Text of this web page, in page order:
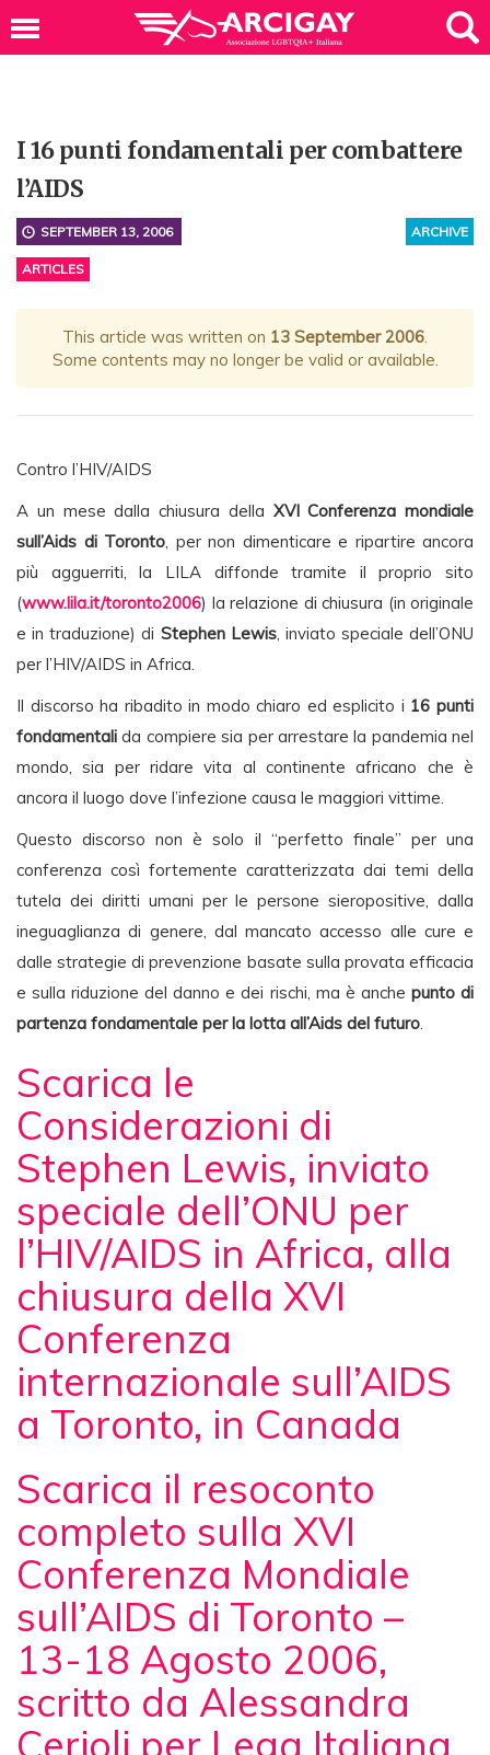
I 16 punti fondamentali per combattere
l’AIDS
ARCHIVE
SEPTEMBER 13, 2006
ARTICLES
This article was written on 13 September 2006.
Some contents may no longer be valid or available.
Contro l’HIV/AIDS
A un mese dalla chiusura della XVI Conferenza mondiale
sull’Aids di Toronto, per non dimenticare e ripartire ancora
più agguerriti, la LILA diffonde tramite il proprio sito
(www.lila.it/toronto2006) la relazione di chiusura (in originale
e in traduzione) di Stephen Lewis, inviato speciale dell’ONU
per l’HIV/AIDS in Africa.
Il discorso ha ribadito in modo chiaro ed esplicito i 16 punti
fondamentali da compiere sia per arrestare la pandemia nel
mondo, sia per ridare vita al continente africano che è
ancora il luogo dove l’infezione causa le maggiori vittime.
Questo discorso non è solo il “perfetto finale” per una
conferenza così fortemente caratterizzata dai temi della
tutela dei diritti umani per le persone sieropositive, dalla
ineguaglianza di genere, dal mancato accesso alle cure e
dalle strategie di prevenzione basate sulla provata efficacia
e sulla riduzione del danno e dei rischi, ma è anche punto di
partenza fondamentale per la lotta all’Aids del futuro.
Scarica le
Considerazioni di
Stephen Lewis, inviato
speciale dell’ONU per
l’HIV/AIDS in Africa, alla
chiusura della XVI
Conferenza
internazionale sull’AIDS
a Toronto, in Canada
Scarica il resoconto
completo sulla XVI
Conferenza Mondiale
sull’AIDS di Toronto –
13-18 Agosto 2006,
scritto da Alessandra
Cerioli per Lega Italiana